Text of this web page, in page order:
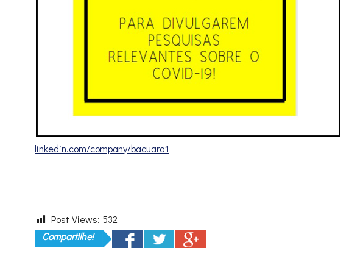
linkedin.com/company/bacuara1
Post Views: 532
Compartilhe!